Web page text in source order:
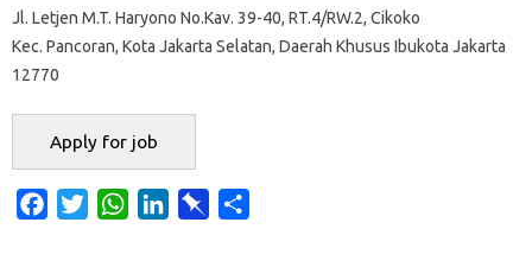
Jl. Letjen M.T. Haryono No.Kav. 39-40, RT.4/RW.2, Cikoko
Kec. Pancoran, Kota Jakarta Selatan, Daerah Khusus Ibukota Jakarta
12770
W